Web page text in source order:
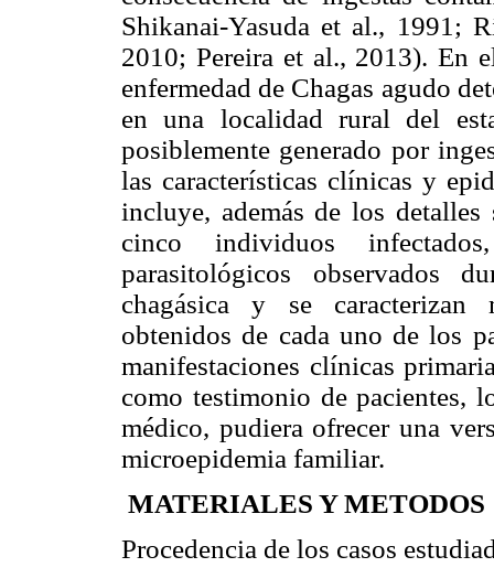
Shikanai-Yasuda et al., 1991;
2010; Pereira et al., 2013). En
enfermedad de Chagas agudo
en una localidad rural del
posiblemente generado por
las características clínicas y
incluye, además de los
cinco individuos
parasitológicos observados
chagásica y se caracterizan
obtenidos de cada uno de los
manifestaciones clínicas
como testimonio de pacientes,
médico, pudiera ofrecer una
microepidemia familiar.
MATERIALES Y METODOS
Procedencia de los casos